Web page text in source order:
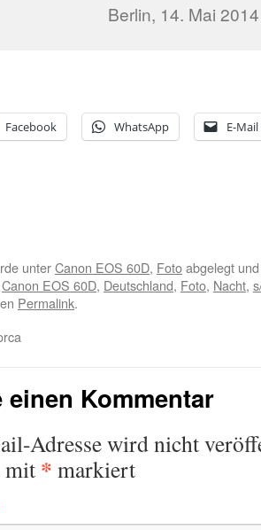
Berlin, 14. Mai 2014
Facebook WhatsApp E-Mail
unterCanon EOS 60D, Fotoabgelegt
Canon EOS 60D, Deutschland, Foto, Nacht,
Permalink.
einen Kommentar
Adresse wird nicht
mit * markiert